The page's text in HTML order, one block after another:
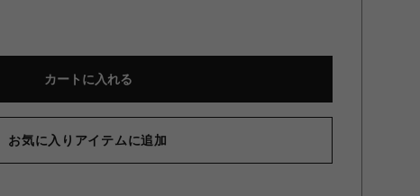
カートに入れる
お気に入りアイテムに追加